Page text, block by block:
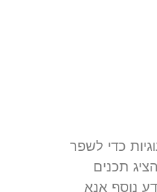
כדי לשפר
תכנים
נוסף אנא